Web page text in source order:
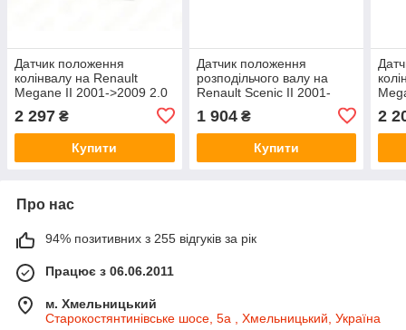
Датчик положення
колінвалу на Renault
Megane II 2001->2009 2.0
dCi — Nissan (Оригінал) -
23731-00Q0D
2 297 ₴
Купити
Датчик положення
розподільчого валу на
Renault Scenic II 2001-
(Оригинал) - 237310776R
1 904₴
Купити
2
Про нас
94% позитивних з 255 відгуків за рік
Працює з 06.06.2011
м. Хмельницький
Старокостянтинівське шосе, 5а , Хмельницький, Україна